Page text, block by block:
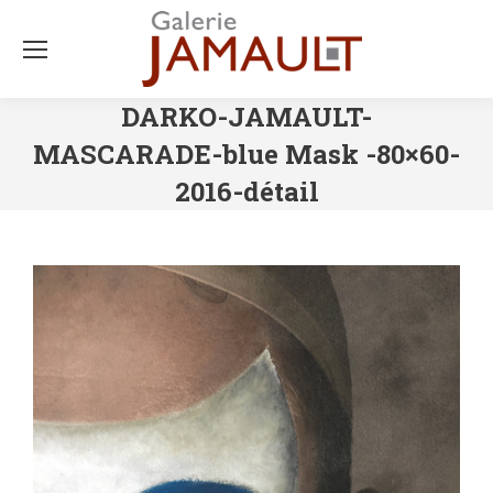
DARKO-JAMAULT-
MASCARADE-blue Mask -80×60-
2016-détail